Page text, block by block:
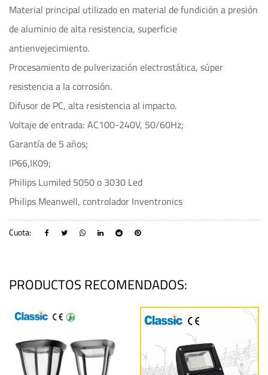
Material principal utilizado en material de fundición a presión
de aluminio de alta resistencia, superficie
antienvejecimiento.
Procesamiento de pulverización electrostática, súper
resistencia a la corrosión.
Difusor de PC, alta resistencia al impacto.
Voltaje de entrada: AC100-240V, 50/60Hz;
Garantía de 5 años;
IP66,IK09;
Philips Lumiled 5050 o 3030 Led
Philips Meanwell, controlador Inventronics
Cuota:
PRODUCTOS RECOMENDADOS: